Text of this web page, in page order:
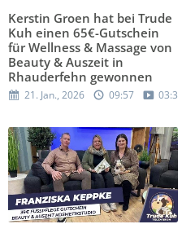
Kerstin Groen hat bei Trude
Kuh einen 65€-Gutschein
für Wellness & Massage von
Beauty & Auszeit in
Rhauderfehn gewonnen
21. Jan., 2026 09:57 03:32